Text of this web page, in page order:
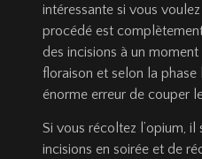
intéressante si vous
procédé est
des incisions à un
floraison et selon la phase
énorme erreur de couper
Si vous récoltez l’opium,
incisions en soirée et de